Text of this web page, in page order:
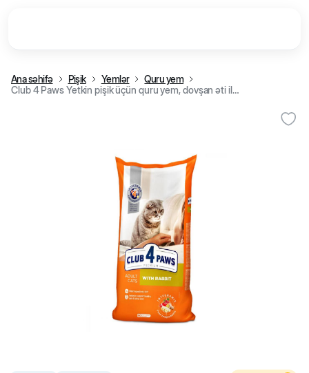
Ana səhifə Pişik Yemlər
Quru yem
Club 4 Paws Yetkin pişik üçün quru yem, dovşan əti ilə (kq)